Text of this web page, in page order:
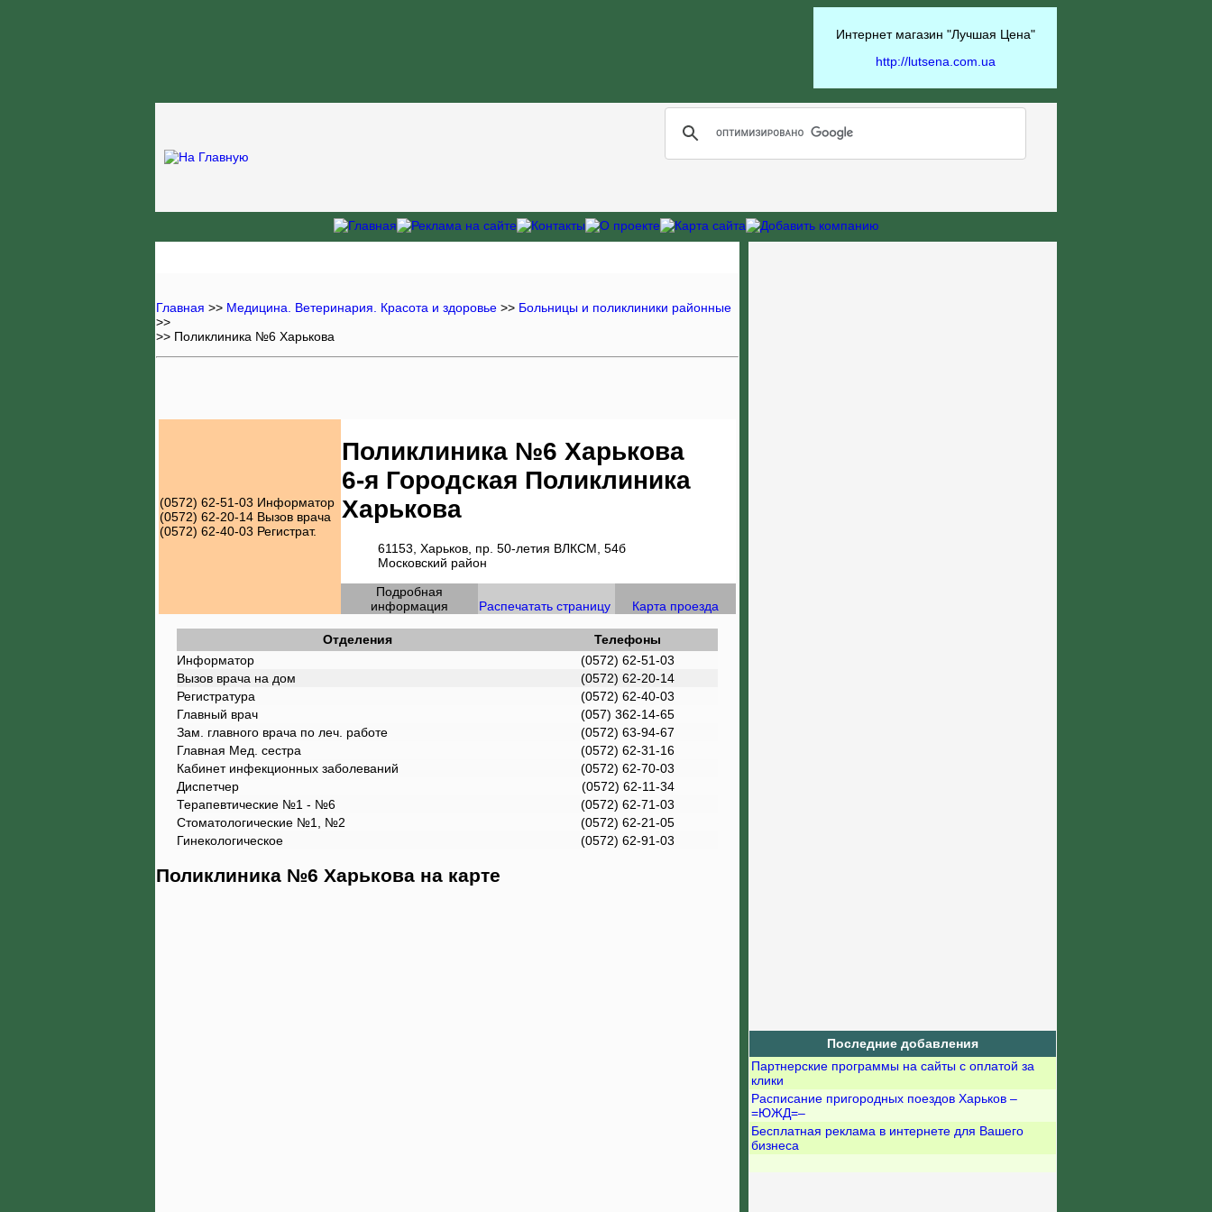
Интернет магазин "Лучшая Цена"
http://lutsena.com.ua
Главная >> Медицина. Ветеринария. Красота и здоровье >> Больницы и поликлиники районные
>>
>> Поликлиника №6 Харькова
(0572) 62-51-03 Информатор
(0572) 62-20-14 Вызов врача
(0572) 62-40-03 Регистрат.
Поликлиника №6 Харькова
6-я Городская Поликлиника
Харькова
61153, Харьков, пр. 50-летия ВЛКСМ, 54б
Московский район
Подробная
информация
Распечатать страницу Карта проезда
Отделения
Телефоны
Информатор
(0572) 62-51-03
Вызов врача на дом
(0572) 62-20-14
Регистратура
(0572) 62-40-03
Главный врач
(057) 362-14-65
Зам. главного врача по леч. работе
(0572) 63-94-67
Главная Мед. сестра
(0572) 62-31-16
Кабинет инфекционных заболеваний
(0572) 62-70-03
Диспетчер
(0572) 62-11-34
Терапевтические №1 - №6
(0572) 62-71-03
Стоматологические №1, №2
(0572) 62-21-05
Гинекологическое
(0572) 62-91-03
Поликлиника №6 Харькова на карте
Последние добавления
Партнерские программы на сайты с оплатой за
клики
Расписание пригородных поездов Харьков –
=ЮЖД=–
Бесплатная реклама в интернете для Вашего
бизнеса